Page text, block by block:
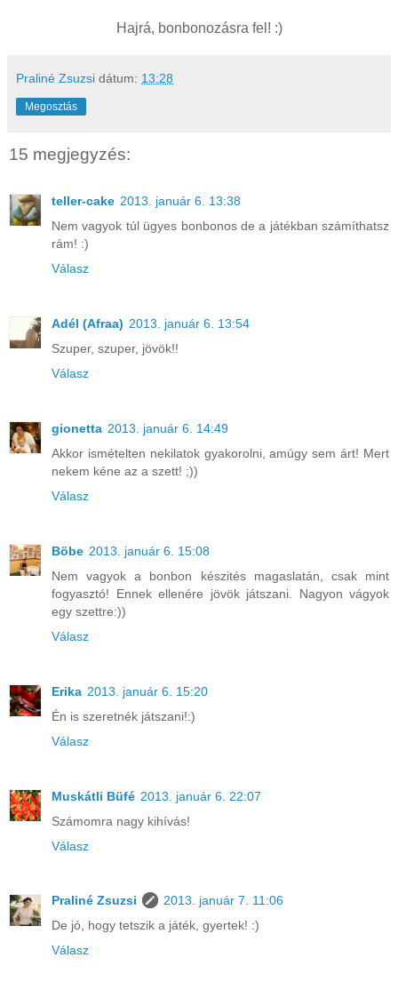
Hajrá, bonbonozásra fel! :)
Praliné Zsuzsi dátum: 13:28
Megosztás
15 megjegyzés:
teller-cake 2013. január 6. 13:38
Nem vagyok túl ügyes bonbonos de a játékban számíthatsz
rám! :)
Válasz
Adél (Afraa) 2013. január 6. 13:54
Szuper, szuper, jövök!!
Válasz
gionetta 2013. január 6. 14:49
Akkor ismételten nekilatok gyakorolni, amúgy sem árt! Mert
nekem kéne az a szett! ;))
Válasz
Böbe 2013. január 6. 15:08
Nem vagyok a bonbon készités magaslatán, csak mint
fogyasztó! Ennek ellenére jövök játszani. Nagyon vágyok
egy szettre:))
Válasz
Erika 2013. január 6. 15:20
Én is szeretnék játszani!:)
Válasz
Muskátli Büfé 2013. január 6. 22:07
Számomra nagy kihívás!
Válasz
Praliné Zsuzsi
2013. január 7. 11:06
De jó, hogy tetszik a játék, gyertek! :)
Válasz